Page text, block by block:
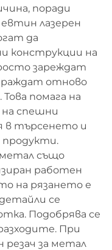
поради
лазерен
да
конструкции на
зареждат
отново
помага на
спешни
в търсенето и
продукти.
метал също
работен
на рязането е
се
Подобрява се
При
резач за метал